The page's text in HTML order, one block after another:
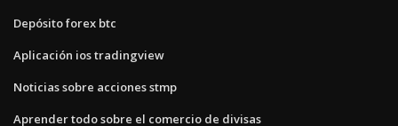
Depósito forex btc
Aplicación ios tradingview
Noticias sobre acciones stmp
Aprender todo sobre el comercio de divisas